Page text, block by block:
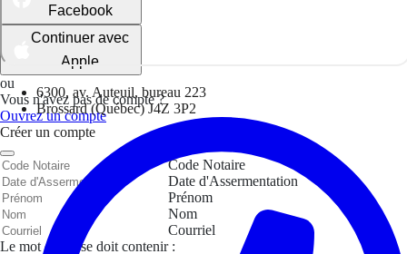
6300, av. Auteuil, bureau 223
Brossard (Québec) J4Z 3P2
Facebook
Continuer avec
Apple
ou
Vous n'avez pas de compte ?
Ouvrez un compte
Créer un compte
Code Notaire
Date d'Assermentation
Prénom
Nom
Courriel
Le mot de passe doit contenir :